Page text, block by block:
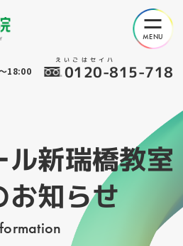
えいごはセイハ
0120-815-718
18:00
ル新瑞橋教室
お知らせ